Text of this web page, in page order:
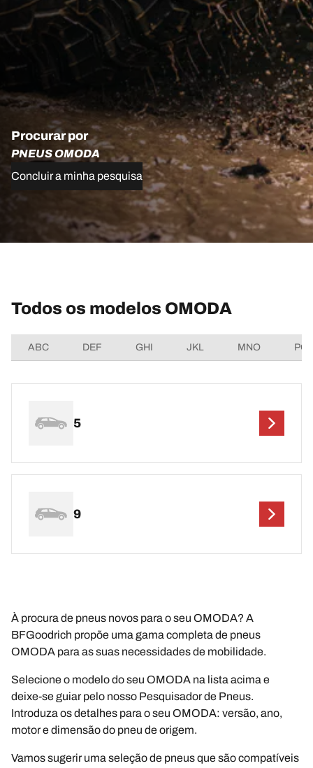
Procurar por
PNEUS OMODA
Concluir a minha pesquisa
Todos os modelos OMODA
ABC DEF GHI JKL MNO
5
9
À procura de pneus novos para o seu OMODA? A
BFGoodrich propõe uma gama completa de pneus
OMODA para as suas necessidades de mobilidade.
Selecione o modelo do seu OMODA na lista acima e
deixe-se guiar pelo nosso Pesquisador de Pneus.
Introduza os detalhes para o seu OMODA: versão, ano,
motor e dimensão do pneu de origem.
Vamos sugerir uma seleção de pneus que são compatíveis